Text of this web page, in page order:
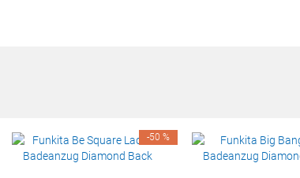
-50 %